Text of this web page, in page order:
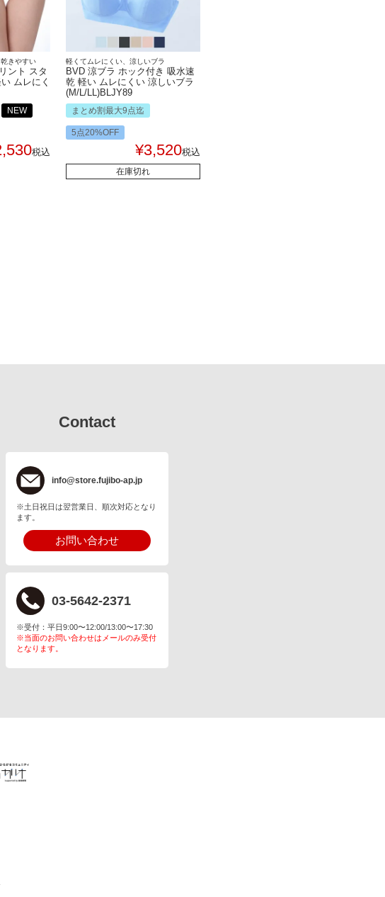
きやすい
ント スタ
ムレにく
NEW
税込
軽くてムレにくい、涼しいブラ
BVD 涼ブラ ホック付き 吸水速
乾 軽い ムレにくい 涼しいブラ
(M/L/LL)BLJY89
まとめ割最大9点迄
5点20%OFF
¥3,520税込
在庫切れ
Contact
info@store.fujibo-ap.jp
※土日祝日は翌営業日、順次対応となり
ます。
お問い合わせ
03-5642-2371
※受付：平日9:00〜12:00/13:00〜17:30
※当面のお問い合わせはメールのみ受付
となります。